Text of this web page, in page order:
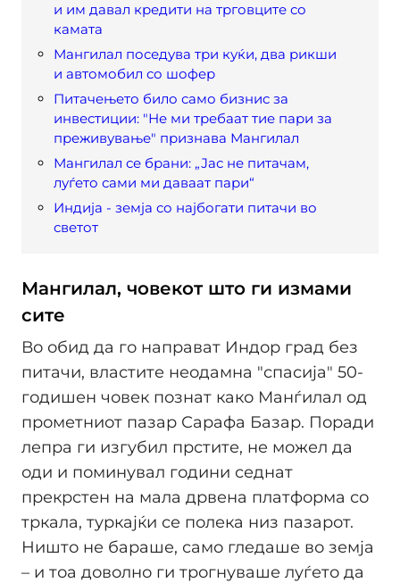
и им давал кредити на трговците со
камата
Мангилал поседува три куќи, два рикши
и автомобил со шофер
Питачењето било само бизнис за
инвестиции: "Не ми требаат тие пари за
преживување" признава Мангилал
Мангилал се брани: „Јас не питачам,
луѓето сами ми даваат пари“
Индија - земја со најбогати питачи во
светот
Мангилал, човекот што ги измами
сите
Во обид да го направат Индор град без
питачи, властите неодамна "спасија" 50-
годишен човек познат како Манѓилал од
прометниот пазар Сарафа Базар. Поради
лепра ги изгубил прстите, не можел да
оди и поминувал години седнат
прекрстен на мала дрвена платформа со
тркала, туркајќи се полека низ пазарот.
Ништо не бараше, само гледаше во земја
– и тоа доволно ги трогнуваше луѓето да